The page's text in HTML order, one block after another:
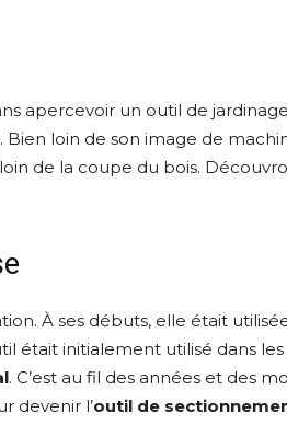
apercevoir un outil de
loin de son image de
de la coupe du bois.
À ses débuts, elle était
était initialement utilisé dans les
. C’est au fil des années et des
devenir l’outil de